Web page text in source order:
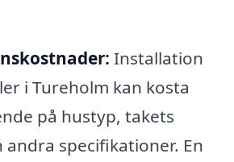
Installation
i Tureholm kan kosta
på hustyp, takets
specifikationer. En